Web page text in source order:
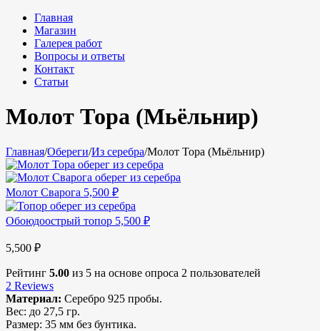
Главная
Магазин
Галерея работ
Вопросы и ответы
Контакт
Статьи
Молот Тора (Мьёльнир)
Главная/Обереги/Из серебра/Молот Тора (Мьёльнир)
Молот Сварога 5,500 ₽
Обоюдоострый топор 5,500 ₽
5,500 ₽
Рейтинг 5.00 из 5 на основе опроса 2 пользователей
2 Reviews
Материал: Серебро 925 пробы.
Вес: до 27,5 гр.
Размер: 35 мм без бунтика.